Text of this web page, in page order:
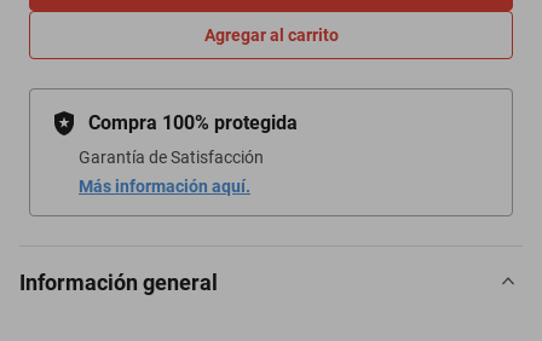
Agregar al carrito
Compra 100% protegida
Garantía de Satisfacción
Más información aquí.
Información general